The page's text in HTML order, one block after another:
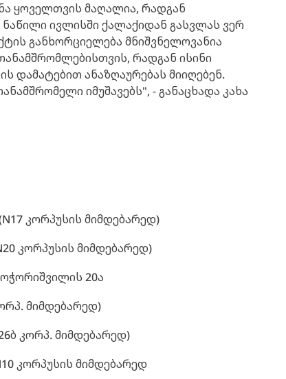
ყოველთვის მაღალია, რადგან
ივლისში ქალაქიდან გასვლას ვერ
განხორციელება მნიშვნელოვანია
რადგან ისინი
დამატებით ანაზღაურებას მიიღებენ.
იმუშავებს", - განაცხადა კახა
კორპუსის მიმდებარედ)
კორპუსის მიმდებარედ)
20ა
მიმდებარედ)
კორპ. მიმდებარედ)
კორპუსის მიმდებარედ